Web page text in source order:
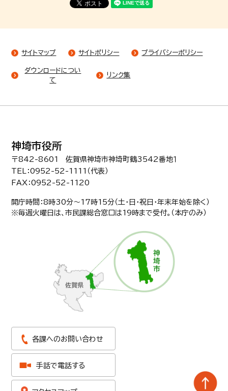
サイトマップ サイトポリシー プライバシーポリシー
ダウンロードについ
て
リンク集
神埼市役所
〒842-8601 佐賀県神埼市神埼町鶴3542番地１
TEL：0952-52-1111（代表）
FAX：0952-52-1120
開庁時間：8時30分〜17時15分（土・日・祝日・年末年始を除く）
※毎週火曜日は、市民課総合窓口は19時まで受付。（本庁のみ）
各課へのお問い合わせ
手話で電話する